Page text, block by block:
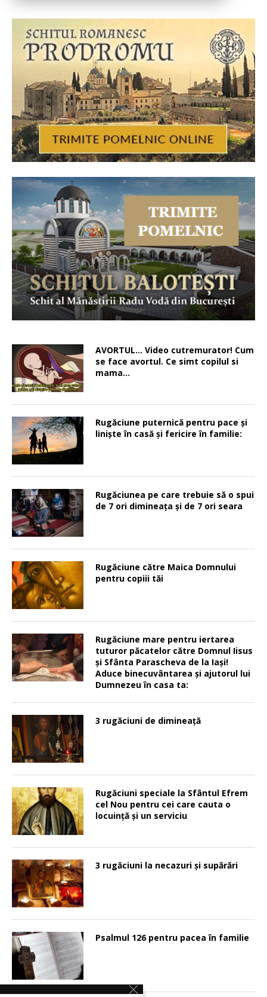
AVORTUL… Video cutremurator! Cum
se face avortul. Ce simt copilul si
mama…
Rugăciune puternică pentru pace şi
linişte în casă şi fericire în familie:
Rugăciunea pe care trebuie să o spui
de 7 ori dimineața și de 7 ori seara
Rugăciune către Maica Domnului
pentru copiii tăi
Rugăciune mare pentru iertarea
tuturor păcatelor către Domnul Iisus
şi Sfânta Parascheva de la Iaşi!
Aduce binecuvântarea şi ajutorul lui
Dumnezeu în casa ta:
3 rugăciuni de dimineață
Rugăciuni speciale la Sfântul Efrem
cel Nou pentru cei care cauta o
locuinţă şi un serviciu
3 rugăciuni la necazuri și supărări
Psalmul 126 pentru pacea în familie